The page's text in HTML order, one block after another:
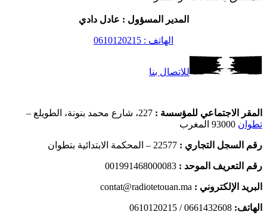
المدير المسؤول : عادل دادي
الهاتف : 0610120215
للاتصال بنا
المقر الاجتماعي للمؤسسة : 227، شارع محمد بنونة، الطويلع –
تطوان
رقم السجل التجاري : 22577 – المحكمة الابتدائية بتطوان
رقم التعريف الموحد : 001991468000083
البريد الإلكتروني : contat@radiotetouan.ma
الهاتف: 0661432608 / 0610120215